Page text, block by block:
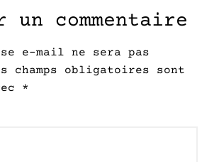
un commentaire
e-mail ne sera pas
champs obligatoires sont
*